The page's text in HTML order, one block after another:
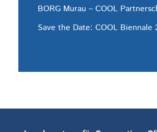
BORG Murau – COOL
Save the Date: COOL Biennale